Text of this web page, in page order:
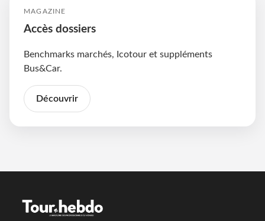
MAGAZINE
Accès dossiers
Benchmarks marchés, Icotour et suppléments
Bus&Car.
Découvrir